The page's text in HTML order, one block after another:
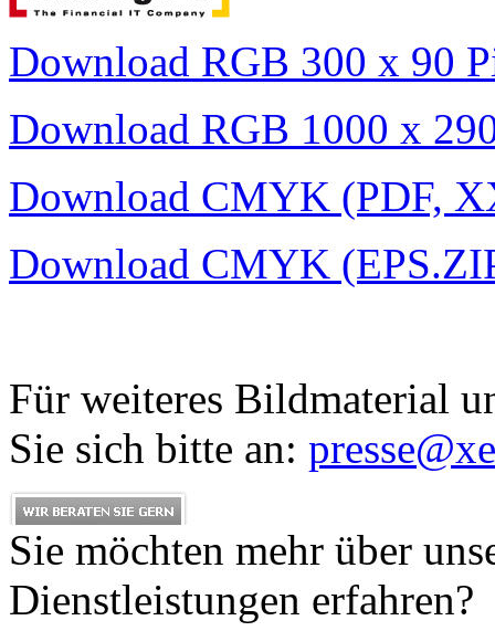
Download RGB 300 x 90
Download RGB 1000 x
Download CMYK (PDF,
Download CMYK
Für weiteres Bildmaterial
Sie sich bitte an:
Sie möchten mehr über
Dienstleistungen erfahren?